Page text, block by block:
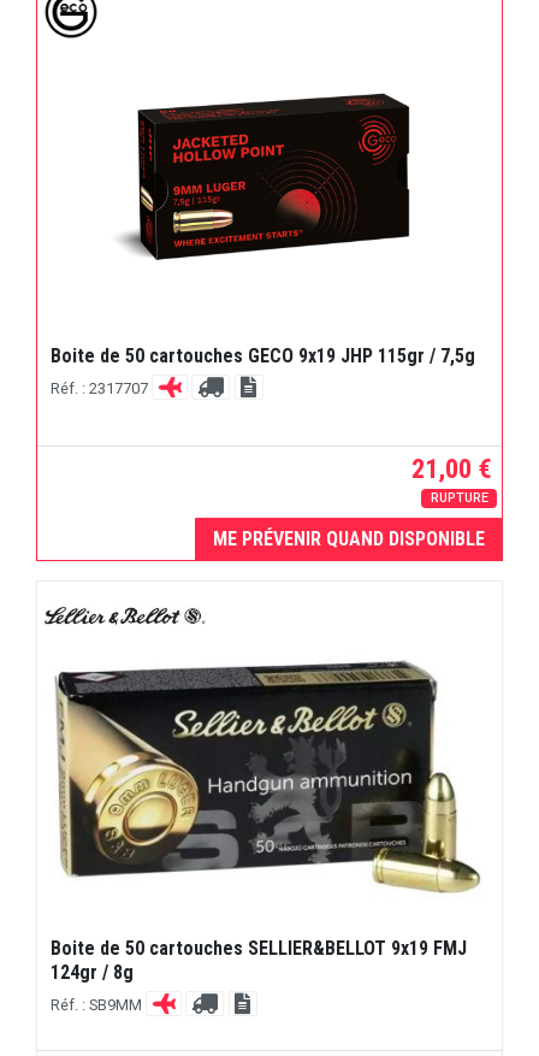
Boite de 50 cartouches GECO 9x19 JHP 115gr / 7,5g
Réf. : 2317707
21,00 €
RUPTURE
ME PRÉVENIR QUAND DISPONIBLE
Boite de 50 cartouches SELLIER&BELLOT 9x19 FMJ
124gr / 8g
Réf. : SB9MM